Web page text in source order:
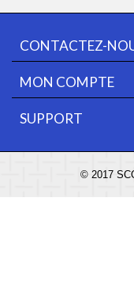
CONTACTEZ-
MON COMPTE
SUPPORT
© 2017